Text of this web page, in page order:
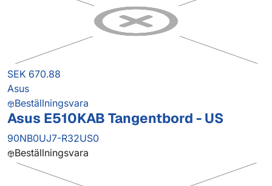
SEK 670.88
Asus
Beställningsvara
Asus E510KAB Tangentbord - US
90NB0UJ7-R32US0
Beställningsvara